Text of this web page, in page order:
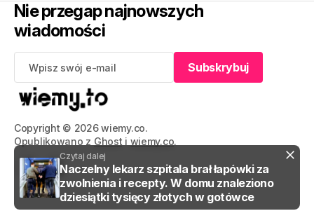
Czytaj dalej
Naczelny lekarz szpitala brał łapówki za
zwolnienia i recepty. W domu znaleziono
dziesiątki tysięcy złotych w gotówce
Copyright © 2026 wiemy.co.
Opublikowano z Ghost i wiemy.co.
Nie przegap najnowszych
wiadomości
Subskrybuj
Subskrybuj